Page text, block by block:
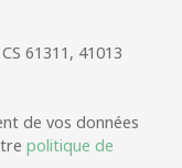
61311, 41013
de vos données
politique de